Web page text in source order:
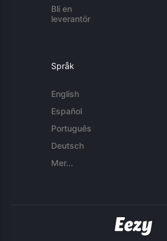
Bli en
leverantör
Språk
English
Español
Português
Deutsch
Mer...